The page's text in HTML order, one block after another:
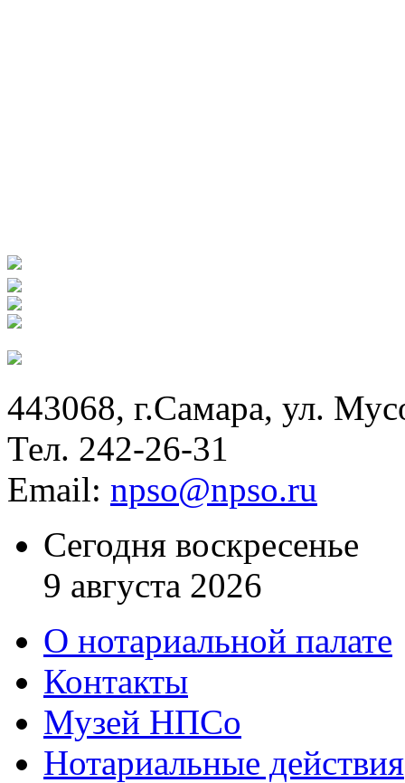
443068, г.Самара, ул.
Тел. 242-26-31
Email: npso@npso.ru
Сегодня воскресенье
9 августа 2026
О нотариальной палате
Контакты
Музей НПСо
Нотариальные действия